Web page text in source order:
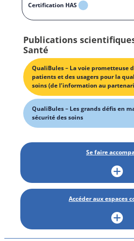
Certification HAS
Publications
Santé
QualiBules – La voie prometteuse
patients et des usagers pour la
soins (de l’information au
QualiBules – Les grands défis en
sécurité des soins
Se faire
Accéder aux espaces